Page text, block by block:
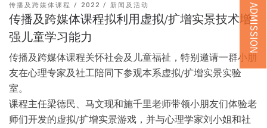
传播及跨媒体课程 2022 新闻及活动
传播及跨媒体课程拟利用虚拟/扩增实景技术增
强儿童学习能力
传播及跨媒体课程关怀社会及儿童福祉，特别邀请一群小朋
友在心理专家及社工陪同下参观本系虚拟/扩增实景实验
室。
课程主任梁德民、马文现和施千里老师带领小朋友们体验老
师们开发的虚拟/扩增实景游戏，并与心理学家刘小姐和社
ADMISSION